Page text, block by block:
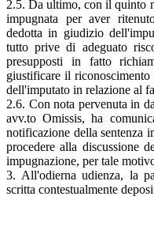
2.5. Da ultimo, con il quinto
impugnata per aver
dedotta in giudizio
tutto prive di adeguato
presupposti in fatto
giustificare il riconoscimento
dell'imputato in relazione al
2.6. Con nota pervenuta in
avv.to Omissis, ha
notificazione della sentenza
procedere alla discussione
impugnazione, per tale
3. All'odierna udienza, la
scritta contestualmente